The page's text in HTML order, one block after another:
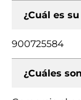
¿Cuál es su
900725584
¿Cuáles